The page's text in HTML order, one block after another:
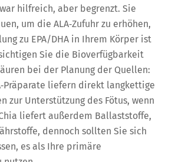
hilfreich, aber begrenzt. Sie
um die ALA‑Zufuhr zu erhöhen,
zu EPA/DHA in Ihrem Körper ist
Sie die Bioverfügbarkeit
bei der Planung der Quellen:
liefern direkt langkettige
zur Unterstützung des Fötus, wenn
liefert außerdem Ballaststoffe,
dennoch sollten Sie sich
es als Ihre primäre